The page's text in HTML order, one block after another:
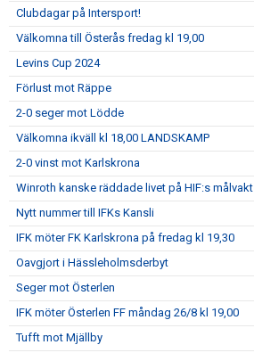
Clubdagar på Intersport!
Välkomna till Österås fredag kl 19,00
Levins Cup 2024
Förlust mot Räppe
2-0 seger mot Lödde
Välkomna ikväll kl 18,00 LANDSKAMP
2-0 vinst mot Karlskrona
Winroth kanske räddade livet på HIF:s målvakt
Nytt nummer till IFKs Kansli
IFK möter FK Karlskrona på fredag kl 19,30
Oavgjort i Hässleholmsderbyt
Seger mot Österlen
IFK möter Österlen FF måndag 26/8 kl 19,00
Tufft mot Mjällby